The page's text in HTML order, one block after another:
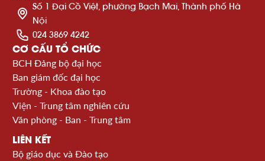
Số 1 Đại Cồ Việt, phường Bạch Mai, Thành phố Hà
Nội
024 3869 4242
CƠ CẤU TỔ CHỨC
BCH Đảng bộ đại học
Ban giám đốc đại học
Trường - Khoa đào tạo
Viện - Trung tâm nghiên cứu
Văn phòng - Ban - Trung tâm
LIÊN KẾT
Bộ giáo dục và Đào tạo